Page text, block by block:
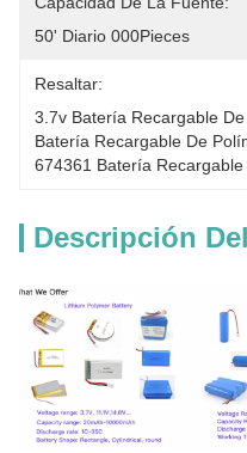
50' Diario 000Pieces
Resaltar:
3.7v Batería Recargable
Batería Recargable De
674361 Batería
Descripción